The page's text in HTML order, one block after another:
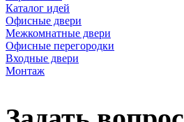
Каталог идей
Офисные двери
Межкомнатные двери
Офисные перегородки
Входные двери
Монтаж